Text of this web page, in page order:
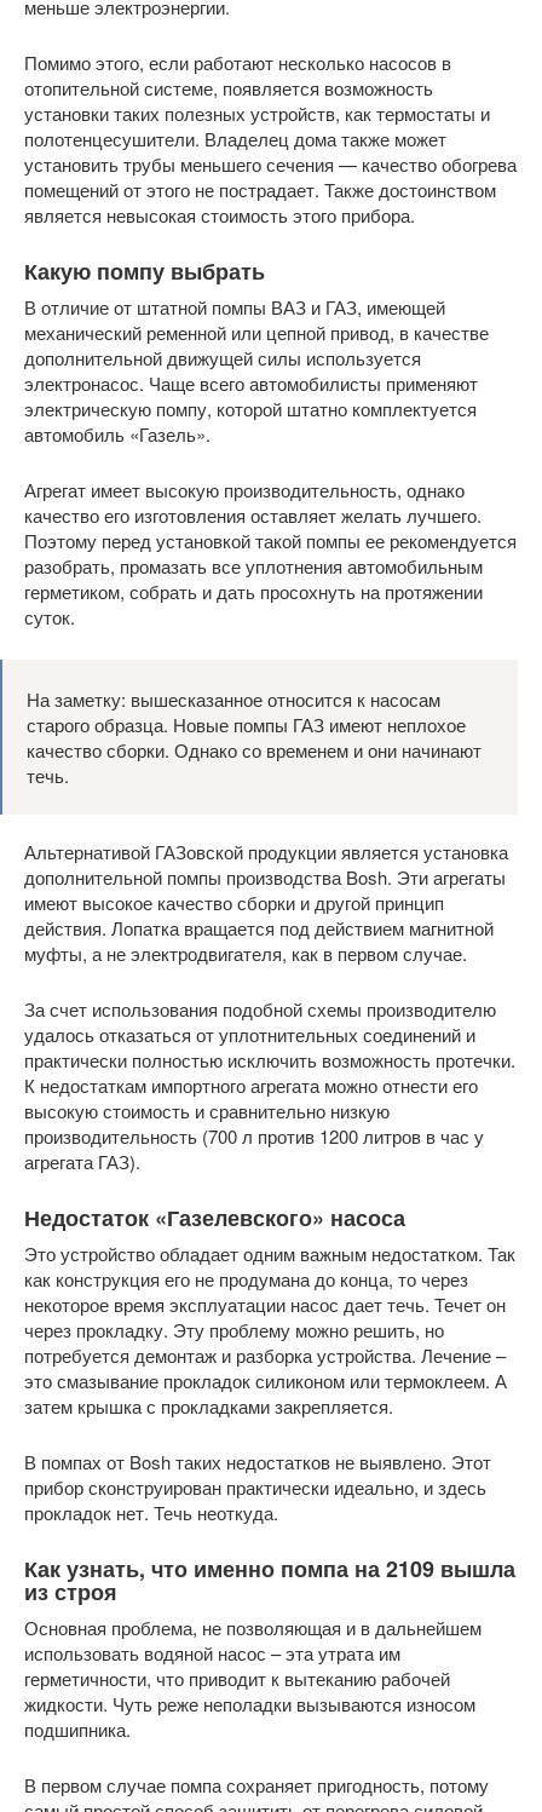
меньше электроэнергии.
Помимо этого, если работают несколько насосов в
отопительной системе, появляется возможность
установки таких полезных устройств, как термостаты и
полотенцесушители. Владелец дома также может
установить трубы меньшего сечения — качество обогрева
помещений от этого не пострадает. Также достоинством
является невысокая стоимость этого прибора.
Какую помпу выбрать
В отличие от штатной помпы ВАЗ и ГАЗ, имеющей
механический ременной или цепной привод, в качестве
дополнительной движущей силы используется
электронасос. Чаще всего автомобилисты применяют
электрическую помпу, которой штатно комплектуется
автомобиль «Газель».
Агрегат имеет высокую производительность, однако
качество его изготовления оставляет желать лучшего.
Поэтому перед установкой такой помпы ее рекомендуется
разобрать, промазать все уплотнения автомобильным
герметиком, собрать и дать просохнуть на протяжении
суток.
На заметку: вышесказанное относится к насосам
старого образца. Новые помпы ГАЗ имеют неплохое
качество сборки. Однако со временем и они начинают
течь.
Альтернативой ГАЗовской продукции является установка
дополнительной помпы производства Bosh. Эти агрегаты
имеют высокое качество сборки и другой принцип
действия. Лопатка вращается под действием магнитной
муфты, а не электродвигателя, как в первом случае.
За счет использования подобной схемы производителю
удалось отказаться от уплотнительных соединений и
практически полностью исключить возможность протечки.
К недостаткам импортного агрегата можно отнести его
высокую стоимость и сравнительно низкую
производительность (700 л против 1200 литров в час у
агрегата ГАЗ).
Недостаток «Газелевского» насоса
Это устройство обладает одним важным недостатком. Так
как конструкция его не продумана до конца, то через
некоторое время эксплуатации насос дает течь. Течет он
через прокладку. Эту проблему можно решить, но
потребуется демонтаж и разборка устройства. Лечение –
это смазывание прокладок силиконом или термоклеем. А
затем крышка с прокладками закрепляется.
В помпах от Bosh таких недостатков не выявлено. Этот
прибор сконструирован практически идеально, и здесь
прокладок нет. Течь неоткуда.
Как узнать, что именно помпа на 2109 вышла
из строя
Основная проблема, не позволяющая и в дальнейшем
использовать водяной насос – эта утрата им
герметичности, что приводит к вытеканию рабочей
жидкости. Чуть реже неполадки вызываются износом
подшипника.
В первом случае помпа сохраняет пригодность, потому